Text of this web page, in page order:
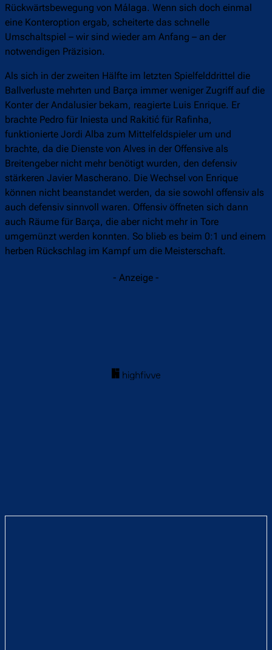
Rückwärtsbewegung von Málaga. Wenn sich doch einmal
eine Konteroption ergab, scheiterte das schnelle
Umschaltspiel – wir sind wieder am Anfang – an der
notwendigen Präzision.
Als sich in der zweiten Hälfte im letzten Spielfelddrittel die
Ballverluste mehrten und Barça immer weniger Zugriff auf die
Konter der Andalusier bekam, reagierte Luis Enrique. Er
brachte Pedro für Iniesta und Rakitić für Rafinha,
funktionierte Jordi Alba zum Mittelfeldspieler um und
brachte, da die Dienste von Alves in der Offensive als
Breitengeber nicht mehr benötigt wurden, den defensiv
stärkeren Javier Mascherano. Die Wechsel von Enrique
können nicht beanstandet werden, da sie sowohl offensiv als
auch defensiv sinnvoll waren. Offensiv öffneten sich dann
auch Räume für Barça, die aber nicht mehr in Tore
umgemünzt werden konnten. So blieb es beim 0:1 und einem
herben Rückschlag im Kampf um die Meisterschaft.
- Anzeige -